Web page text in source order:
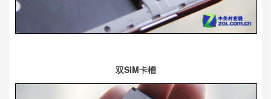
双SIM卡槽